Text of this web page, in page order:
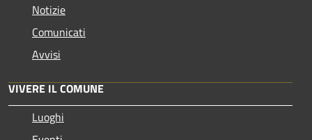
Notizie
Comunicati
Avvisi
VIVERE IL COMUNE
Luoghi